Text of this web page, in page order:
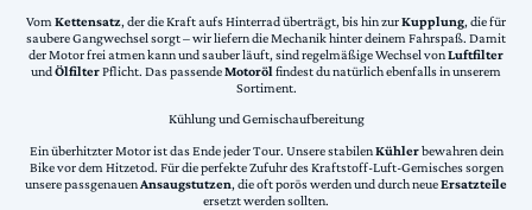
VomKettensatz, der die Kraft aufs Hinterrad überträgt, bis hin zurKupplung, die für
saubere Gangwechsel sorgt – wir liefern die Mechanik hinter deinem Fahrspaß. Damit
der Motor frei atmen kann und sauber läuft, sind regelmäßige Wechsel vonLuftfilter
undÖlfilterPflicht. Das passendeMotorölfindest du natürlich ebenfalls in unserem
Sortiment.
Kühlung und Gemischaufbereitung
Ein überhitzter Motor ist das Ende jeder Tour. Unsere stabilenKühlerbewahren dein
Bike vor dem Hitzetod. Für die perfekte Zufuhr des Kraftstoff-Luft-Gemisches sorgen
unsere passgenauenAnsaugstutzen, die oft porös werden und durch neueErsatzteile
ersetzt werden sollten.